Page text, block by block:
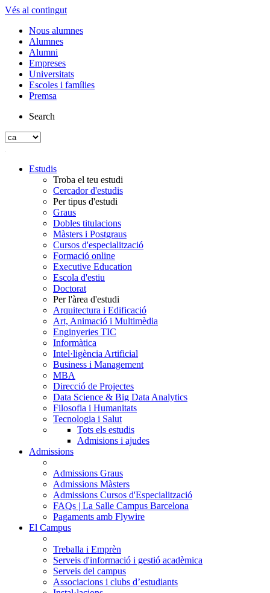
Vés al contingut
Nous alumnes
Alumnes
Alumni
Empreses
Universitats
Escoles i famílies
Premsa
Search
Estudis
Troba el teu estudi
Cercador d'estudis
Per tipus d'estudi
Graus
Dobles titulacions
Màsters i Postgraus
Cursos d'especialització
Formació online
Executive Education
Escola d'estiu
Doctorat
Per l'àrea d'estudi
Arquitectura i Edificació
Art, Animació i Multimèdia
Enginyeries TIC
Informàtica
Intel·ligència Artificial
Business i Management
MBA
Direcció de Projectes
Data Science & Big Data Analytics
Filosofia i Humanitats
Tecnologia i Salut
Tots els estudis
Admisions i ajudes
Admissions
Admissions Graus
Admissions Màsters
Admissions Cursos d'Especialització
FAQs | La Salle Campus Barcelona
Pagaments amb Flywire
El Campus
Treballa i Emprèn
Serveis d'informació i gestió acadèmica
Serveis del campus
Associacions i clubs d’estudiants